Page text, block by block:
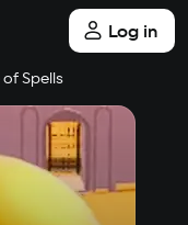
Log in
Spells